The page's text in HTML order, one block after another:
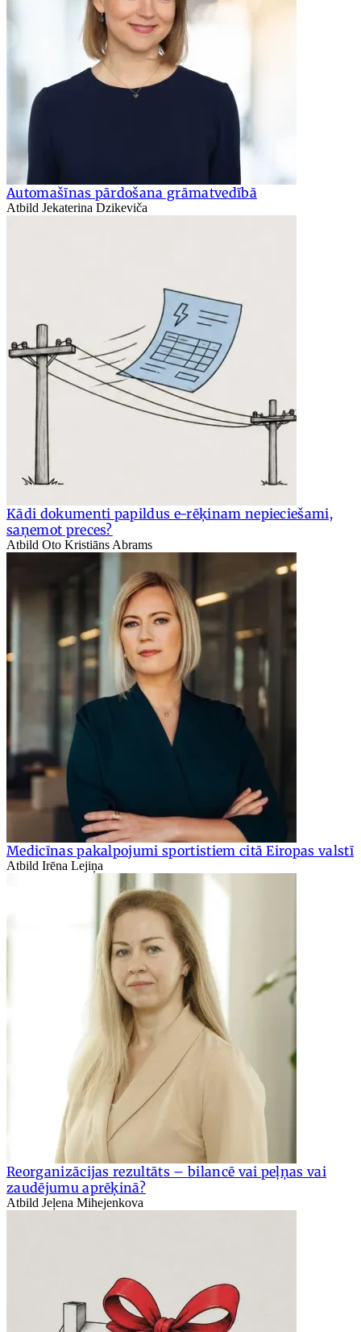
Automašīnas pārdošana grāmatvedībā
Atbild Jekaterina Dzikeviča
Kādi dokumenti papildus e-rēķinam nepieciešami,
saņemot preces?
Atbild Oto Kristiāns Abrams
Medicīnas pakalpojumi sportistiem citā Eiropas valstī
Atbild Irēna Lejiņa
Reorganizācijas rezultāts – bilancē vai peļņas vai
zaudējumu aprēķinā?
Atbild Jeļena Mihejenkova